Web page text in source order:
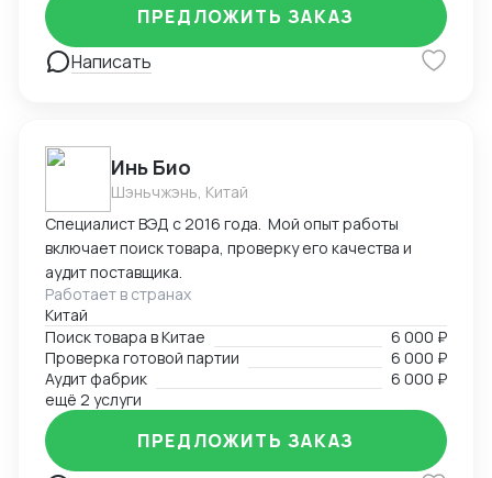
транспортной логистики, сотрудничеством с
иностранными поставщиками и закупкой товара.
Занимаюсь оптимизацией складских запасов и
косметической продукции. С уважением, Наталия
Панарина +7 (929) 651-08-51
Написать
ПРЕДЛОЖИТЬ ЗАКАЗ
Инь Био
Шэньчжэнь, Китай
Специалист ВЭД с 2016 года. Мой опыт работы
включает поиск товара, проверку его качества и
аудит поставщика.
Работает в странах
Китай
Поиск товара в Китае
6 000 ₽
Проверка готовой партии
6 000 ₽
Аудит фабрик
6 000 ₽
ещё 2 услуги
ПРЕДЛОЖИТЬ ЗАКАЗ